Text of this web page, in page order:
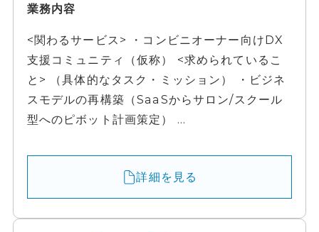
業務内容
<関わるサービス> ・コンビニオーナー向けDX
支援コミュニティ（仮称） <求められているこ
と> （具体的なタスク・ミッション） ・ビジネ
スモデルの再構築（SaaSからサロン/スクール
型へのピボット計画策定） ...
詳細を見る